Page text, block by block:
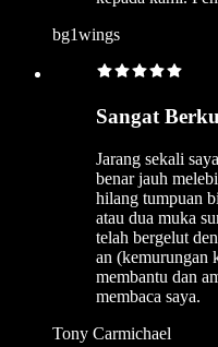
bg1wings
Sangat
Jarang sekali
benar jauh
hilang tumpuan
atau dua muka
telah bergelut
an (kemurungan
membantu dan
membaca saya.
Tony Carmichael